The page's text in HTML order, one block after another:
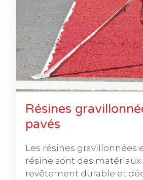
Résines
pavés
Les résines gravillonnées
résine sont des matériaux
revêtement durable et